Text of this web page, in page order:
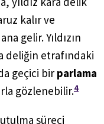
kalır ve
gelir. Yıldızın
deliğin etrafındaki
geçici bir parlama
gözlenebilir.4
süreci